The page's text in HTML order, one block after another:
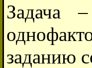
Задача
заданию